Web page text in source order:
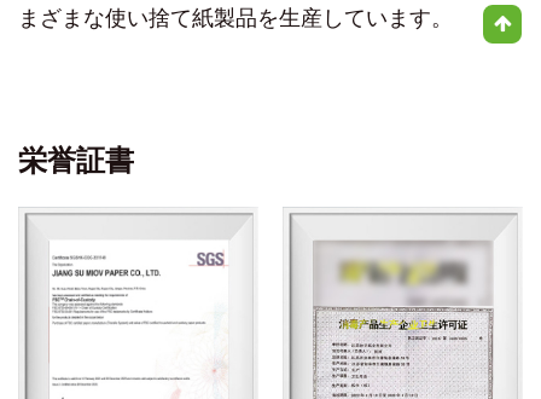
まざまな使い捨て紙製品を生産しています。
栄誉証書